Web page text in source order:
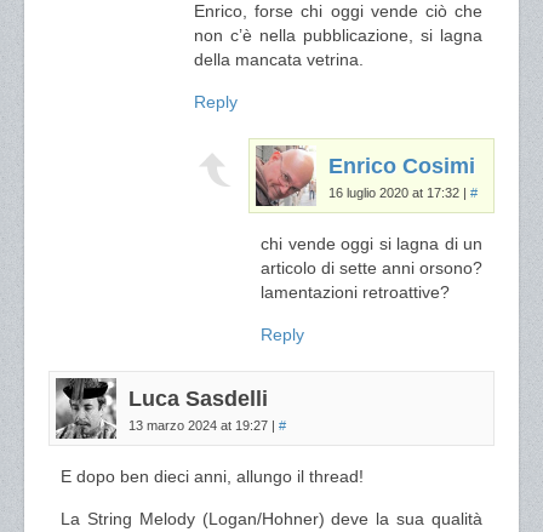
Enrico, forse chi oggi vende ciò che
non c’è nella pubblicazione, si lagna
della mancata vetrina.
Reply
Enrico Cosimi
16 luglio 2020 at 17:32 | #
chi vende oggi si lagna di un
articolo di sette anni orsono?
lamentazioni retroattive?
Reply
Luca Sasdelli
13 marzo 2024 at 19:27 | #
E dopo ben dieci anni, allungo il thread!
La String Melody (Logan/Hohner) deve la sua qualità